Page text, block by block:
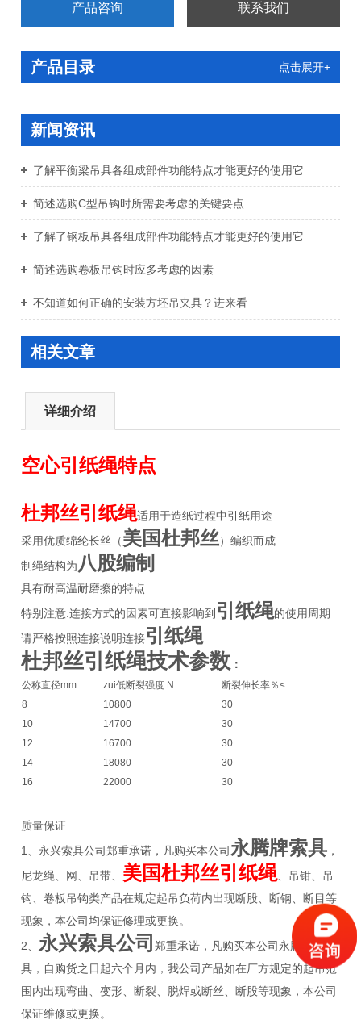
产品咨询 联系我们
产品目录 点击展开+
新闻资讯
了解平衡梁吊具各组成部件功能特点才能更好的使用它
简述选购C型吊钩时所需要考虑的关键要点
了解了钢板吊具各组成部件功能特点才能更好的使用它
简述选购卷板吊钩时应多考虑的因素
不知道如何正确的安装方坯吊夹具？进来看
相关文章
详细介绍
空心引纸绳特点
杜邦丝引纸绳适用于造纸过程中引纸用途
采用优质绵纶长丝（美国杜邦丝）编织而成
制绳结构为 八股编制
具有耐高温耐磨擦的特点
特别注意:连接方式的因素可直接影响到 引纸绳的使用周期
请严格按照连接说明连接引纸绳
杜邦丝引纸绳技术参数 ：
公称直径mm zui低断裂强度 N
断裂伸长率％≤
8
10800
30
10
14700
30
12
16700
30
14
18080
30
16
22000 30
质量保证
1、永兴索具公司郑重承诺，凡购买本公司永腾牌索具 ，
尼龙绳、网、吊带、 美国杜邦丝引纸绳、吊钳、吊
钩、卷板吊钩类产品在规定起吊负荷内出现断股、断钢、断目等
现象，本公司均保证修理或更换。
2、永兴索具公司郑重承诺，凡购买本公司永腾牌索
具，自购货之日起六个月内，我公司产品如在厂方规定的起吊范
围内出现弯曲、变形、断裂、脱焊或断丝、断股等现象，本公司
保证维修或更换。